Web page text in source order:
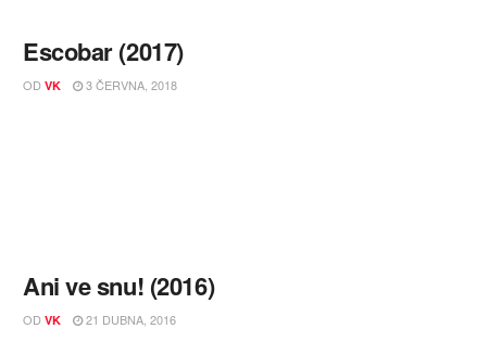
Escobar (2017)
OD VK 3 ČERVNA, 2018
Ani ve snu! (2016)
OD VK 21 DUBNA, 2016